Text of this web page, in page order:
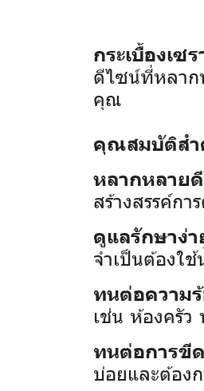
กระเบื้องเซ
ดีไซน์ที่หลาก
คุณ
คุณสมบัติสำ
หลากหลาย
สร้างสรรค์ก
ดูแลรักษาง่า
จำเป็นต้องใ
ทนต่อความ
เช่น ห้องครั
ทนต่อการขี
บ่อยและต้อง